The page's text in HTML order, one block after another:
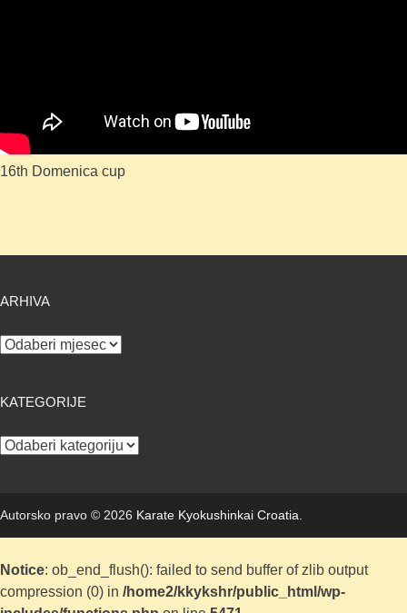
16th Domenica cup
ARHIVA
Arhiva
KATEGORIJE
Kategorije
Autorsko pravo © 2026 Karate Kyokushinkai Croatia.
Notice: ob_end_flush(): failed to send buffer of zlib output
compression (0) in /home2/kkykshr/public_html/wp-